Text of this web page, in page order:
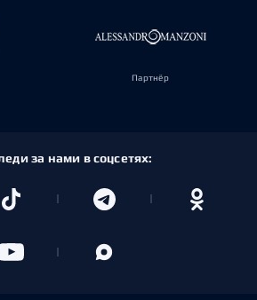
Партнёр
за нами в соцсетях: